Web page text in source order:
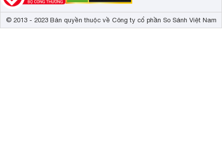
© 2013 - 2023 Bản quyền thuộc về Công ty cổ phần So Sánh Việt Nam